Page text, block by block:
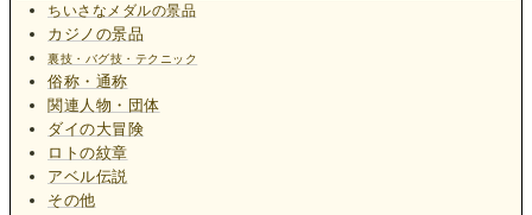
ちいさなメダルの景品
カジノの景品
裏技・バグ技・テクニック
俗称・通称
関連人物・団体
ダイの大冒険
ロトの紋章
アベル伝説
その他